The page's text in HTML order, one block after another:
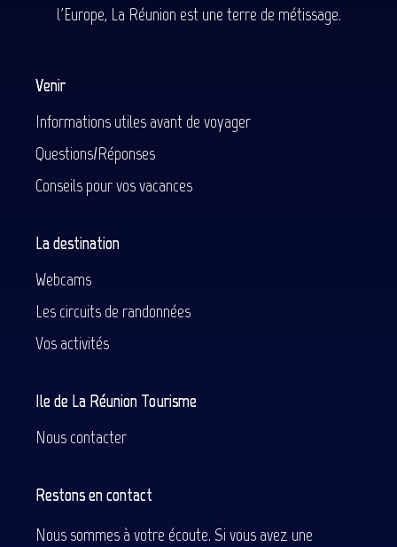
l'Europe, La Réunion est une terre de métissage.
Venir
Informations utiles avant de voyager
Questions/Réponses
Conseils pour vos vacances
La destination
Webcams
Les circuits de randonnées
Vos activités
Ile de La Réunion Tourisme
Nous contacter
Restons en contact
Nous sommes à votre écoute. Si vous avez une